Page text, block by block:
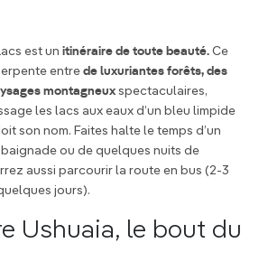
est un itinéraire de toute beauté. Ce
entre de luxuriantes forêts, des
montagneux spectaculaires,
les lacs aux eaux d’un bleu limpide
son nom. Faites halte le temps d’un
ou de quelques nuits de
aussi parcourir la route en bus (2-3
jours).
Ushuaia, le bout du